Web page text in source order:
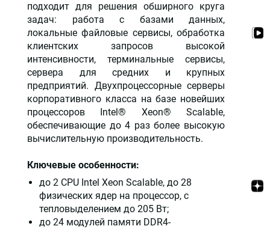
подходит для решения обширного круга
задач: работа с базами данных,
локальные файловые сервисы, обработка
клиентских запросов высокой
интенсивности, терминальные сервисы,
сервера для средних и крупных
предприятий. Двухпроцессорные серверы
корпоративного класса на базе новейших
процессоров Intel® Xeon® Scalable,
обеспечивающие до 4 раз более высокую
вычислительную производительность.
Ключевые особенности:
до 2 CPU Intel Xeon Scalable, до 28
физических ядер на процессор, с
тепловыделением до 205 Вт;
до 24 модулей памяти DDR4-